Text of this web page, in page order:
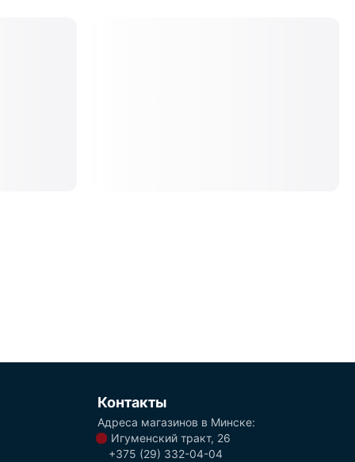
Контакты
Адреса магазинов в Минске:
Игуменский тракт, 26
+375 (29) 332-04-04